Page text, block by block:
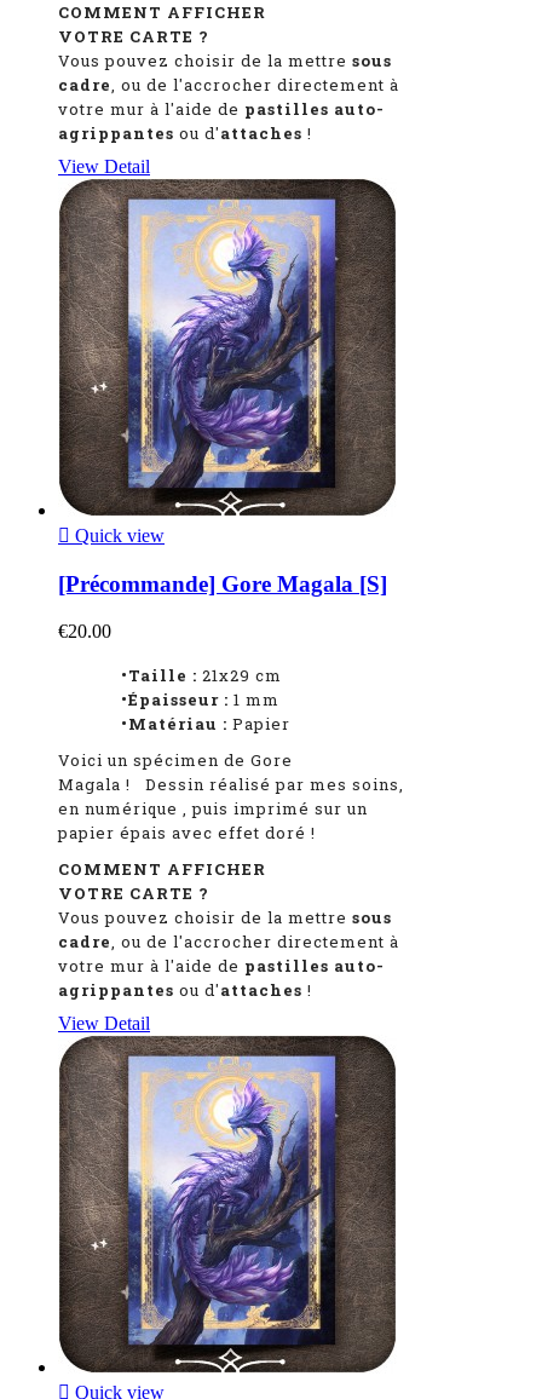
COMMENT AFFICHER
VOTRE CARTE ?
Vous pouvez choisir de la mettre sous
cadre, ou de l'accrocher directement à
votre mur à l'aide de pastilles auto-
agrippantes ou d'attaches !
View Detail
 Quick view
[Précommande] Gore Magala [S]
€20.00
•Taille : 21x29 cm
•Épaisseur : 1 mm
•Matériau : Papier
Voici un spécimen de Gore
Magala !
Dessin réalisé par mes soins,
en numérique , puis imprimé sur un
papier épais avec effet doré !
COMMENT AFFICHER
VOTRE CARTE ?
Vous pouvez choisir de la mettre sous
cadre, ou de l'accrocher directement à
votre mur à l'aide de pastilles auto-
agrippantes ou d'attaches !
View Detail
 Quick view